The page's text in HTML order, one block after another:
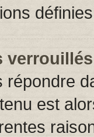
répondre
est